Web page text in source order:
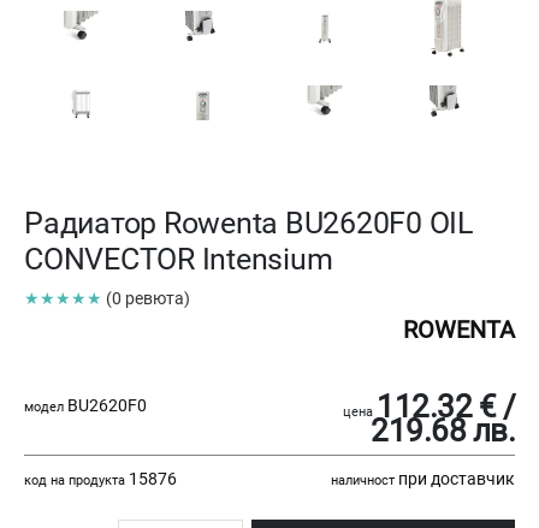
Радиатор Rowenta BU2620F0 OIL
CONVECTOR Intensium
★★★★★ (0 ревюта)
ROWENTA
модел BU2620F0 цена 112.32 € /
219.68 лв.
код на продукта 15876 наличност при доставчик